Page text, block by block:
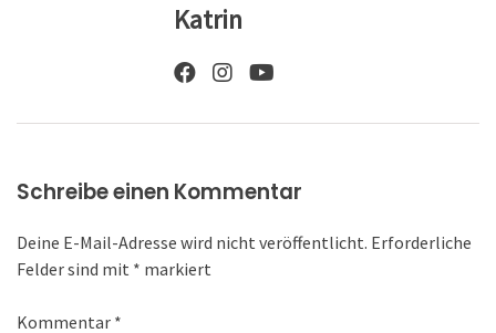
Katrin
Schreibe einen Kommentar
Deine E-Mail-Adresse wird nicht veröffentlicht. Erforderliche
Felder sind mit * markiert
Kommentar *